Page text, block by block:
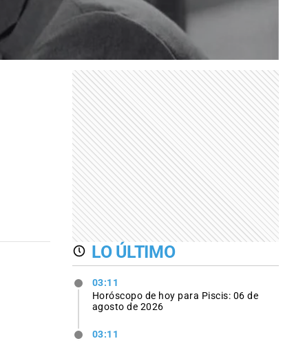
LO ÚLTIMO
03:11
Horóscopo de hoy para Piscis: 06 de
agosto de 2026
03:11